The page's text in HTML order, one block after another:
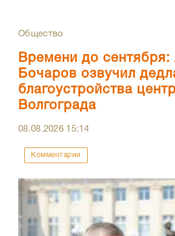
Общество
Времени до сентября:
Бочаров озвучил
благоустройства
Волгограда
08.08.2026 15:14
Комментарии